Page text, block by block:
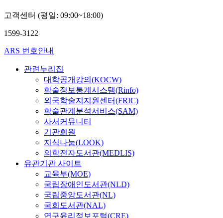
고객센터 (평일: 09:00~18:00)
1599-3122
ARS 번호안내
관련누리집
대학공개강의(KOCW)
학술정보통계시스템(Rinfo)
외국학술지지원센터(FRIC)
학술관계분석서비스(SAM)
사서커뮤니티
기관회원
지식나눔(LOOK)
의학전자도서관(MEDLIS)
유관기관 사이트
교육부(MOE)
국립장애인도서관(NLD)
국립중앙도서관(NL)
국회도서관(NAL)
연구윤리정보포털(CRE)